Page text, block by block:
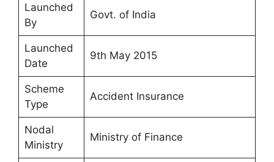
Launched
By
Govt. of India
Launched
Date
9th May 2015
Scheme
Type
Accident Insurance
Nodal
Ministry
Ministry of Finance